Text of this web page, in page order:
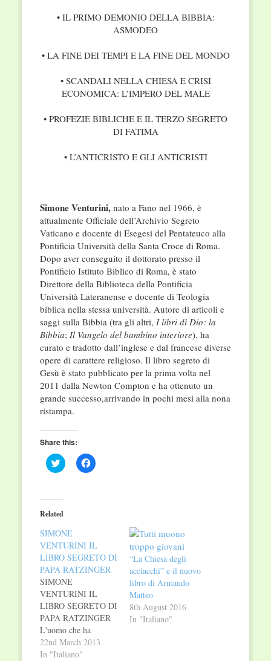
• IL PRIMO DEMONIO DELLA BIBBIA:
ASMODEO
• LA FINE DEI TEMPI E LA FINE DEL MONDO
• SCANDALI NELLA CHIESA E CRISI
ECONOMICA: L’IMPERO DEL MALE
• PROFEZIE BIBLICHE E IL TERZO SEGRETO
DI FATIMA
• L’ANTICRISTO E GLI ANTICRISTI
Simone Venturini,nato a Fano nel 1966, è
attualmente Officiale dell’Archivio Segreto
Vaticano e docente di Esegesi del Pentateuco alla
Pontificia Università della Santa Croce di Roma.
Dopo aver conseguito il dottorato presso il
Pontificio Istituto Biblico di Roma, è stato
Direttore della Biblioteca della Pontificia
Università Lateranense e docente di Teologia
biblica nella stessa università. Autore di articoli e
saggi sulla Bibbia (tra gli altri, I libri di Dio: la
Bibbia; Il Vangelo del bambino interiore), ha
curato e tradotto dall’inglese e dal francese diverse
opere di carattere religioso. Il libro segreto di
Gesù è stato pubblicato per la prima volta nel
2011 dalla Newton Compton e ha ottenuto un
grande successo,arrivando in pochi mesi alla nona
ristampa.
Share this:
Click
to
(Opens
in
new
Click
to
Related
SIMONE
VENTURINI IL
LIBRO SEGRETO DI
PAPA RATZINGER
SIMONE
VENTURINI IL
LIBRO SEGRETO DI
PAPA RATZINGER
L'uomo che ha
rinunciato al papato
Cosa si nasconde
22nd March 2013
In "Italiano"
“La Chiesa degli
acciacchi” e il nuovo
libro di Armando
Matteo
8th August 2016
In "Italiano"